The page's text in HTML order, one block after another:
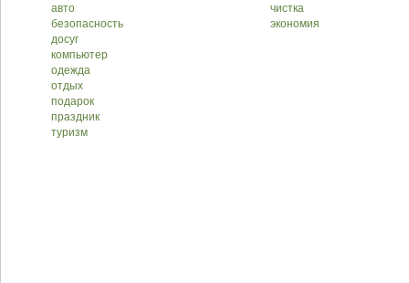
авто
безопасность
досуг
компьютер
одежда
отдых
подарок
праздник
туризм
чистка
экономия